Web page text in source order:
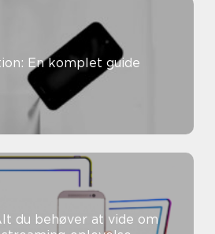
En komplet guide
du behøver at vide om